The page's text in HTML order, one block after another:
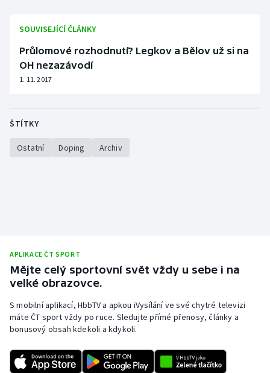
Stolní tenis
Veslování
SOUVISEJÍCÍ ČLÁNKY
Průlomové rozhodnutí? Legkov a Bělov už si na
OH nezazávodí
1. 11. 2017
ŠTÍTKY
Ostatní Doping Archiv
APLIKACE ČT SPORT
Mějte celý sportovní svět vždy u sebe i na
velké obrazovce.
S mobilní aplikací, HbbTV a apkou iVysílání ve své chytré televizi
máte ČT sport vždy po ruce. Sledujte přímé přenosy, články a
bonusový obsah kdekoli a kdykoli.